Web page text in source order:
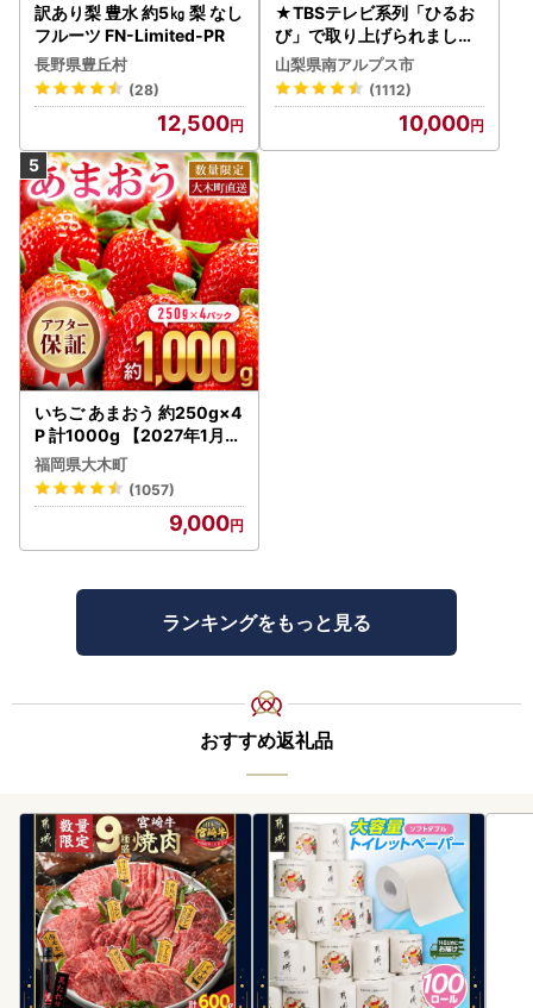
訳あり梨 豊水 約5㎏ 梨 なし
フルーツ FN-Limited-PR
長野県豊丘村
(28)
12,500
★TBSテレビ系列「ひるお
び」で取り上げられました
！★＜2026年発送先行予
約＞絶品！南アルプス市産
シャインマスカット1.2kg A
LPAA003 | 人気 山梨産 高
評価 ランキング おすすめ |
山梨県南アルプス市
(1112)
10,000
いちご あまおう 約250g×4
P 計1000g 【2027年1月～
4月に順次出荷予定】いち
ご CB223
福岡県大木町
(1057)
9,000
ランキングをもっと見る
おすすめ返礼品